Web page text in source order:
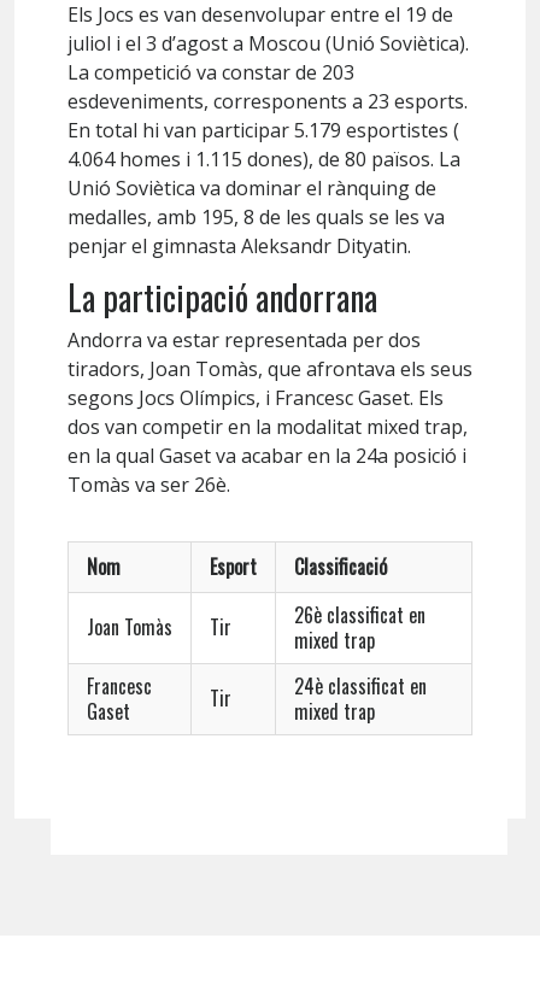
Els Jocs es van desenvolupar entre el 19 de
juliol i el 3 d’agost a Moscou (Unió Soviètica).
La competició va constar de 203
esdeveniments, corresponents a 23 esports.
En total hi van participar 5.179 esportistes (
4.064 homes i 1.115 dones), de 80 països. La
Unió Soviètica va dominar el rànquing de
medalles, amb 195, 8 de les quals se les va
penjar el gimnasta Aleksandr Dityatin.
La participació andorrana
Andorra va estar representada per dos
tiradors, Joan Tomàs, que afrontava els seus
segons Jocs Olímpics, i Francesc Gaset. Els
dos van competir en la modalitat mixed trap,
en la qual Gaset va acabar en la 24a posició i
Tomàs va ser 26è.
Nom Esport Classificació
Joan Tomàs Tir
26è classificat en
mixed trap
Francesc
Gaset
Tir
24è classificat en
mixed trap